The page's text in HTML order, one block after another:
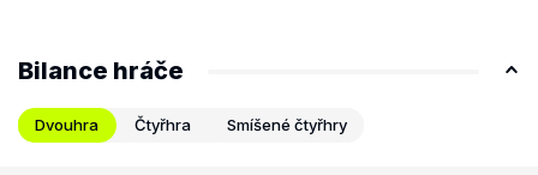
Bilance hráče
Dvouhra Čtyřhra Smíšené čtyřhry